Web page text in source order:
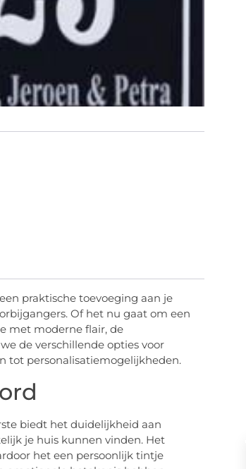
praktische toevoeging aan je
Of het nu gaat om een
met moderne flair, de
de verschillende opties voor
tot personalisatiemogelijkheden.
biedt het duidelijkheid aan
je huis kunnen vinden. Het
het een persoonlijk tintje